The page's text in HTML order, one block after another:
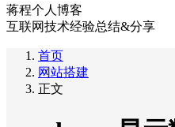
蒋程个人博客
互联网技术经验总结&分享
首页
网站搭建
正文